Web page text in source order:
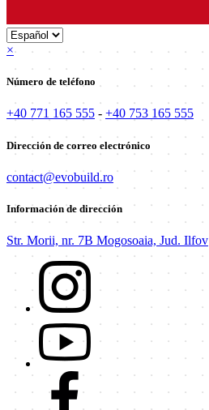
×
Número de teléfono
+40 771 165 555 - +40 753 165 555
Dirección de correo electrónico
contact@evobuild.ro
Información de dirección
Str. Morii, nr. 7B Mogosoaia, Jud. Ilfov